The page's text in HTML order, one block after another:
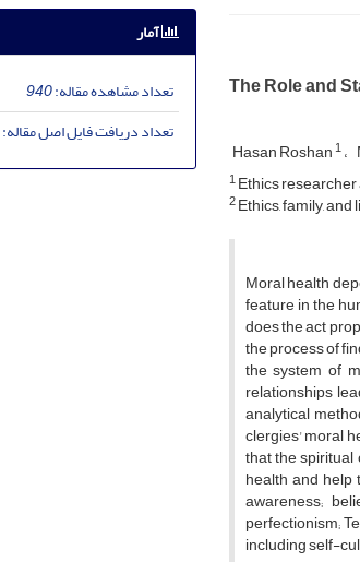
The Role and
Hasan Roshan1
1Ethics researcher
2Ethics, family, and
Moral health
feature in the
does the act
the process of
the system of
relationships
analytical
clergies' moral
that the
health and
awareness;
perfectionism;
including self-
آمار
تعداد مشاهده مقاله:940
تعداد دریافت فایل اصل مقاله: